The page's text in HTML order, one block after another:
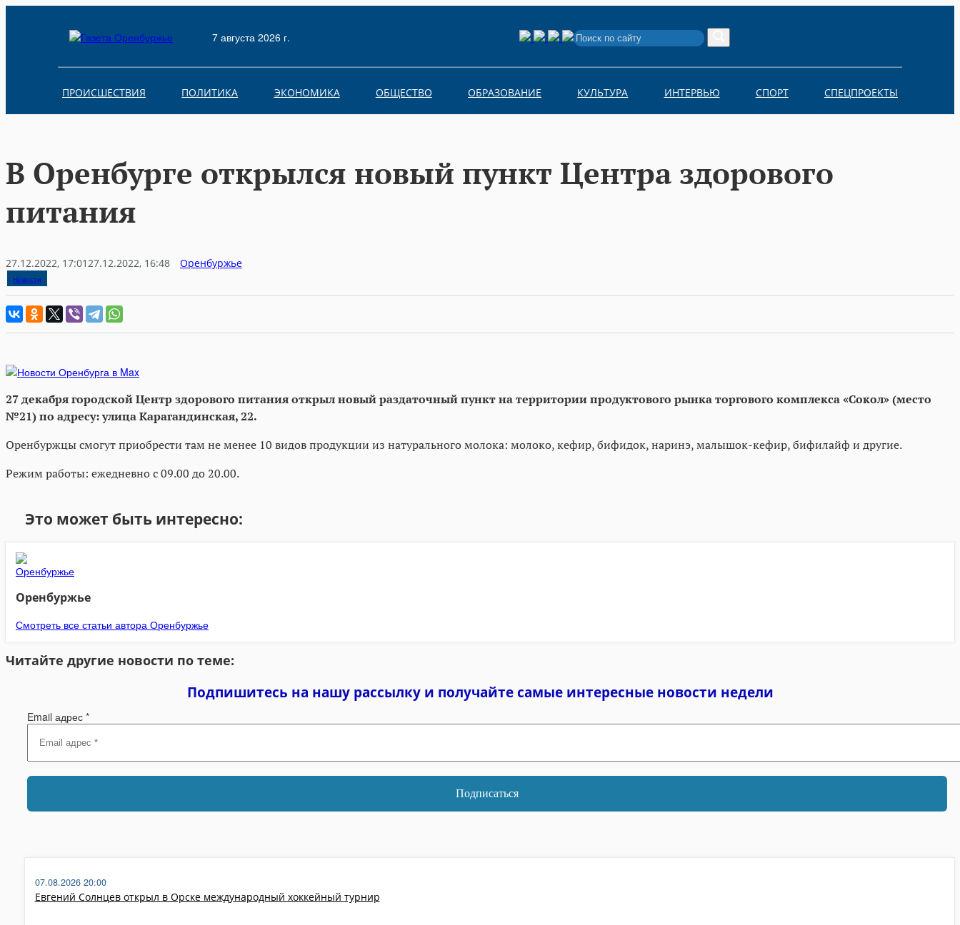
7 августа 2026 г.
Search
for:
ПРОИСШЕСТВИЯ ПОЛИТИКА ЭКОНОМИКА ОБЩЕСТВО ОБРАЗОВАНИЕ КУЛЬТУРА ИНТЕРВЬЮ СПОРТ СПЕЦПРОЕКТЫ
В Оренбурге открылся новый пункт Центра здорового
питания
27.12.2022, 17:01 27.12.2022, 16:48 Оренбуржье
Новости
27 декабря городской Центр здорового питания открыл новый раздаточный пункт на территории продуктового рынка торгового комплекса «Сокол» (место
№21) по адресу: улица Карагандинская, 22.
Оренбуржцы смогут приобрести там не менее 10 видов продукции из натурального молока: молоко, кефир, бифидок, наринэ, малышок-кефир, бифилайф и другие.
Режим работы: ежедневно с 09.00 до 20.00.
Это может быть интересно:
Оренбуржье
Смотреть все статьи автора Оренбуржье
Читайте другие новости по теме:
Подпишитесь на нашу рассылку и получайте самые интересные новости недели
Email адрес *
Евгений Солнцев открыл в Орске международный хоккейный турнир
07.08.2026 20:00